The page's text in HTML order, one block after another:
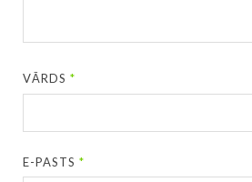
VĀRDS*
E-PASTS*